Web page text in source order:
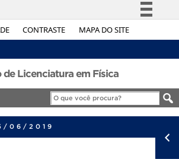
CONTRASTE MAPA DO SITE
Simplifique!
Legislação
Canais
de Licenciatura em Física
06/2019